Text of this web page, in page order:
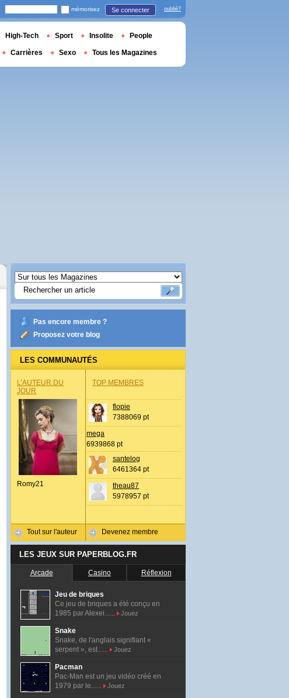
Pas encore membre ?
Proposez votre blog
LES COMMUNAUTÉS
L’AUTEUR DU
JOUR
Romy21
Tout sur l'auteur
TOP MEMBRES
flopie
7388069 pt
mega
6939868 pt
santelog
6461364 pt
theau87
5978957 pt
Devenez membre
LES JEUX SUR PAPERBLOG.FR
Arcade Casino Réflexion
Jeu de briques
Ce jeu de briques a été conçu en
1985 par Alexei......
Jouez
Snake
Snake, de l'anglais signifiant «
serpent », est......
Jouez
Pacman
Pac-Man est un jeu vidéo créé en
1979 par le......
Jouez
mémorisez Se connecter oublié?
High-Tech Sport Insolite People
Carrières Sexo Tous les Magazines